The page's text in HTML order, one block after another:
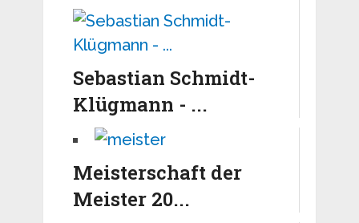
Sebastian Schmidt-
Klügmann - ...
Meisterschaft der
Meister 20...